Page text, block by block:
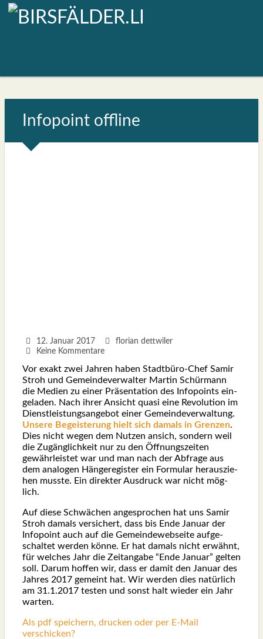
Info­point off­line
12. Januar 2017
florian dettwiler
Keine Kommentare
Vor exakt zwei Jah­ren haben Stadt­bü­ro-Chef Samir
Stroh und Gemein­de­ver­wal­ter Mar­tin Schür­mann
die Medi­en zu einer Prä­sen­ta­ti­on des Info­points ein­
ge­la­den. Nach ihrer Ansicht qua­si eine Revo­lu­ti­on im
Dienst­leis­tungs­an­ge­bot einer Gemein­de­ver­wal­tung.
Unse­re Begeis­te­rung hielt sich damals in Gren­zen.
Dies nicht wegen dem Nut­zen ansich, son­dern weil
die Zugäng­lich­keit nur zu den Öff­nungs­zei­ten
gewähr­leis­tet war und man nach der Abfra­ge aus
dem ana­lo­gen Hän­ge­re­gis­ter ein For­mu­lar her­aus­zie­
hen muss­te. Ein direk­ter Aus­druck war nicht mög­
lich.
Auf die­se Schwä­chen ange­spro­chen hat uns Samir
Stroh damals ver­si­chert, dass bis Ende Janu­ar der
Info­point auch auf die Gemein­de­websei­te auf­ge­
schal­tet wer­den kön­ne. Er hat damals nicht erwähnt,
für wel­ches Jahr die Zeit­an­ga­be “Ende Janu­ar” gel­ten
soll. Dar­um hof­fen wir, dass er damit den Janu­ar des
Jah­res 2017 gemeint hat. Wir wer­den dies natür­lich
am 31.1.2017 tes­ten und sonst halt wie­der ein Jahr
war­ten.
Als pdf speichern, drucken oder per E-Mail
verschicken?